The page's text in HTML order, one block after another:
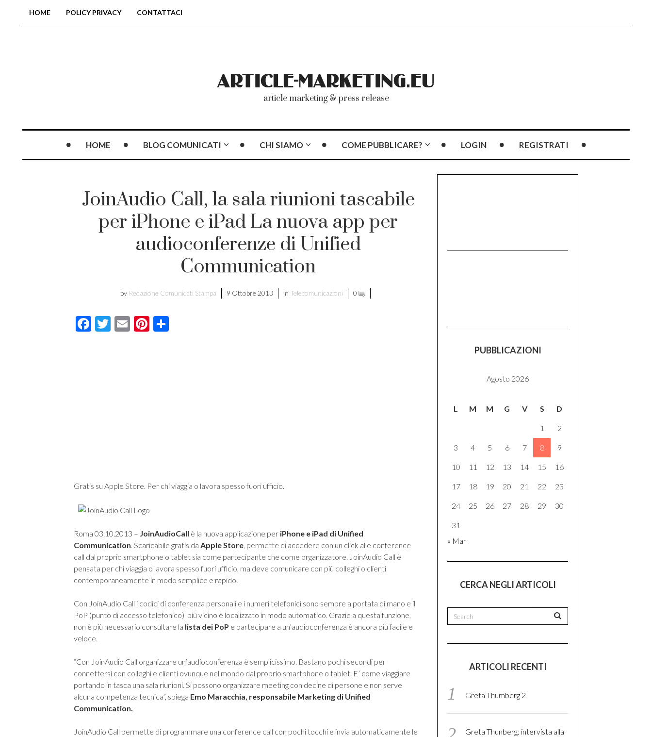
HOME POLICY PRIVACY CONTATTACI
article marketing & press release
HOME BLOG COMUNICATI CHI SIAMO COME PUBBLICARE? LOGIN REGISTRATI
JoinAudio Call, la sala riunioni tascabile
per iPhone e iPad La nuova app per
audioconferenze di Unified
Communication
by Redazione Comunicati Stampa 9 Ottobre 2013 in Telecomunicazioni 0
Facebook
Twitter
EmailPinterest
Gratis su Apple Store. Per chi viaggia o lavora spesso fuori ufficio.
Roma 03.10.2013 – JoinAudioCall è la nuova applicazione per iPhone e iPad di Unified
Communication. Scaricabile gratis da Apple Store, permette di accedere con un click alle conference
call dal proprio smartphone o tablet sia come partecipante che come organizzatore. JoinAudio Call è
pensata per chi viaggia o lavora spesso fuori ufficio, ma deve comunicare con più colleghi o clienti
contemporaneamente in modo semplice e rapido.
Con JoinAudio Call i codici di conferenza personali e i numeri telefonici sono sempre a portata di mano e il
PoP (punto di accesso telefonico) più vicino è localizzato in modo automatico. Grazie a questa funzione,
non è più necessario consultare la lista dei PoP e partecipare a un’audioconferenza è ancora più facile e
veloce.
“Con JoinAudio Call organizzare un’audioconferenza è semplicissimo. Bastano pochi secondi per
connettersi con colleghi e clienti ovunque nel mondo dal proprio smartphone o tablet. E’ come viaggiare
portando in tasca una sala riunioni. Si possono organizzare meeting con decine di persone e non serve
alcuna competenza tecnica”, spiega Emo Maracchia, responsabile Marketing di Unified
Communication.
JoinAudio Call permette di programmare una conference call con pochi tocchi e invia automaticamente le
PUBBLICAZIONI
Agosto 2026
L M M G V S D
1 2
3 4 5 6 7 8 9
10 11 12 13 14 15 16
17 18 19 20 21 22 23
24 25 26 27 28 29 30
31
« Mar
CERCA NEGLI ARTICOLI
ARTICOLI RECENTI
Greta Thumberg 2
Greta Thunberg: intervista alla